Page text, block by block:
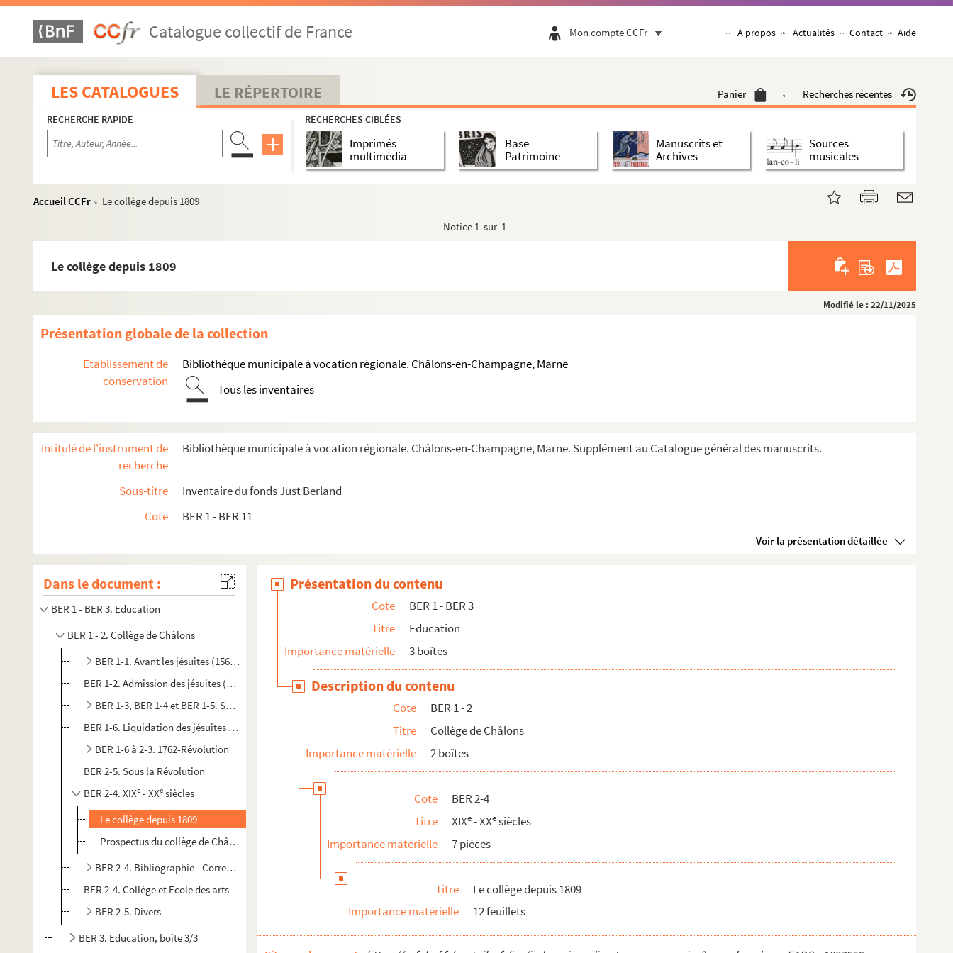
Catalogue collectif de France Mon compte CCFr À propos Actualités Contact Aide
LES CATALOGUES LE RÉPERTOIRE Panier Recherches récentes
RECHERCHE RAPIDE RECHERCHES CIBLÉES
Imprimés
multimédia
Base
Patrimoine
Manuscrits et
Archives
Sources
musicales
Accueil CCFr >
Le collège depuis 1809
Notice 1 sur 1
Le collège depuis 1809
Modifié le : 22/11/2025
Présentation globale de la collection
Etablissement de
conservation
Bibliothèque municipale à vocation régionale. Châlons-en-Champagne, Marne
Tous les inventaires
Intitulé de l'instrument de
recherche
Bibliothèque municipale à vocation régionale. Châlons-en-Champagne, Marne. Supplément au Catalogue général des manuscrits.
Sous-titre
Inventaire du fonds Just Berland
Cote
BER 1 - BER 11
Voir la présentation détaillée
Dans le document :
BER 1 - BER 3. Education
BER 1 - 2. Collège de Châlons
BER 1-1. Avant les jésuites (1560-1618)
BER 1-2. Admission des jésuites (1601-1618)
BER 1-3, BER 1-4 et BER 1-5. Sous les jésuites
BER 1-6. Liquidation des jésuites (1762)
BER 1-6 à 2-3. 1762-Révolution
BER 2-5. Sous la Révolution
BER 2-4. XIXe - XXe siècles
Le collège depuis 1809
Prospectus du collège de Châlons-sur-Marne, années 1903, 1909 et 1936
BER 2-4. Bibliographie - Correspondance avec Pierre Delattre au sujet de la rédaction duCollège de Châlons-s...
BER 2-4. Collège et Ecole des arts
BER 2-5. Divers
BER 3. Education, boîte 3/3
Présentation du contenu
Cote
BER 1 - BER 3
Titre
Education
Importance matérielle
3 boîtes
Description du contenu
Cote
BER 1 - 2
Titre
Collège de Châlons
Importance matérielle
2 boîtes
Cote
BER 2-4
Titre
XIXe- XXesiècles
Importance matérielle
7 pièces
Titre
Le collège depuis 1809
Importance matérielle
12 feuillets